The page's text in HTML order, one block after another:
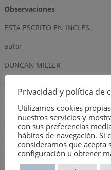
Observaciones
ESTA ESCRITO EN INGLES.
autor
DUNCAN MILLER
editorial
THE STUDIO PUBLICATIONS
año
1947
dimensión
Privacidad y política de
Utilizamos cookies
nuestros servicios y
con sus preferencias
hábitos de navegación. Si
consideramos que acepta
configuración u obtener